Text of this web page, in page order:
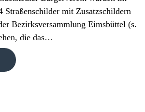
Straßenschilder mit Zusatzschildern
Bezirksversammlung Eimsbüttel (s.
die das…